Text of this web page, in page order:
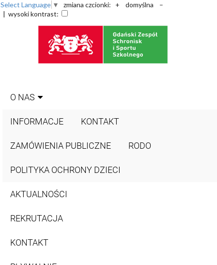
Select Language ▼ zmiana czcionki: + domyślna
–
| wysoki kontrast:
O NAS
INFORMACJE KONTAKT
ZAMÓWIENIA PUBLICZNE RODO
POLITYKA OCHRONY DZIECI
AKTUALNOŚCI
REKRUTACJA
KONTAKT